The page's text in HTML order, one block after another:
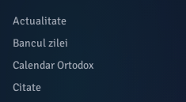
Actualitate
Bancul zilei
Calendar Ortodox
Citate